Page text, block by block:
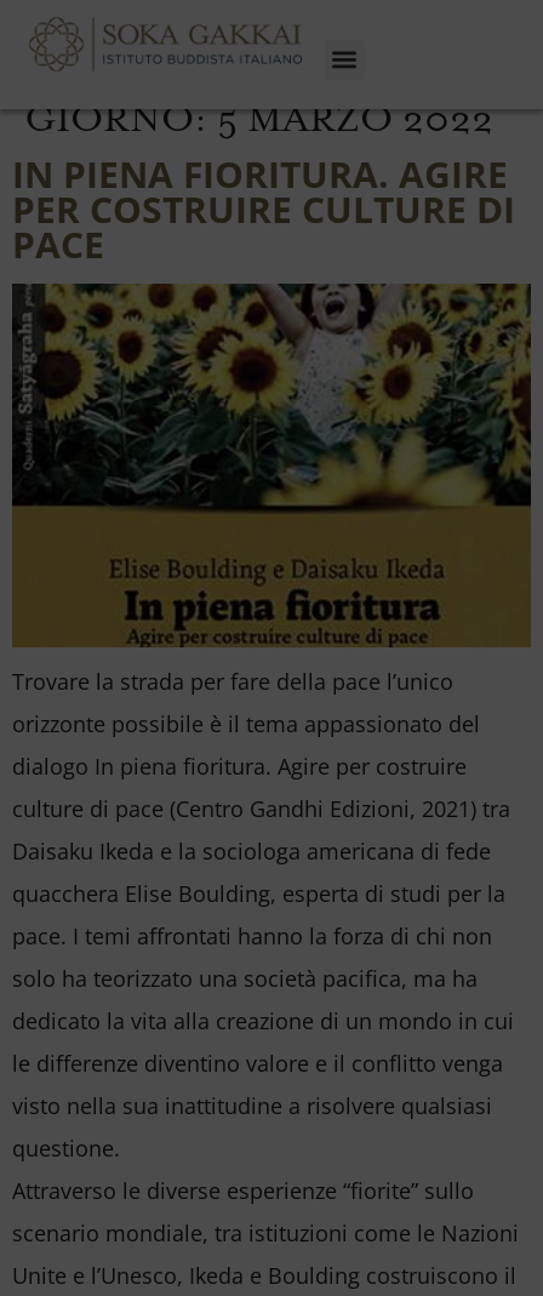
GIORNO: 5 MARZO 2022
IN PIENA FIORITURA. AGIRE
PER COSTRUIRE CULTURE DI
PACE
Trovare la strada per fare della pace l’unico
orizzonte possibile è il tema appassionato del
dialogo In piena fioritura. Agire per costruire
culture di pace (Centro Gandhi Edizioni, 2021) tra
Daisaku Ikeda e la sociologa americana di fede
quacchera Elise Boulding, esperta di studi per la
pace. I temi affrontati hanno la forza di chi non
solo ha teorizzato una società pacifica, ma ha
dedicato la vita alla creazione di un mondo in cui
le differenze diventino valore e il conflitto venga
visto nella sua inattitudine a risolvere qualsiasi
questione.
Attraverso le diverse esperienze “fiorite” sullo
scenario mondiale, tra istituzioni come le Nazioni
Unite e l’Unesco, Ikeda e Boulding costruiscono il